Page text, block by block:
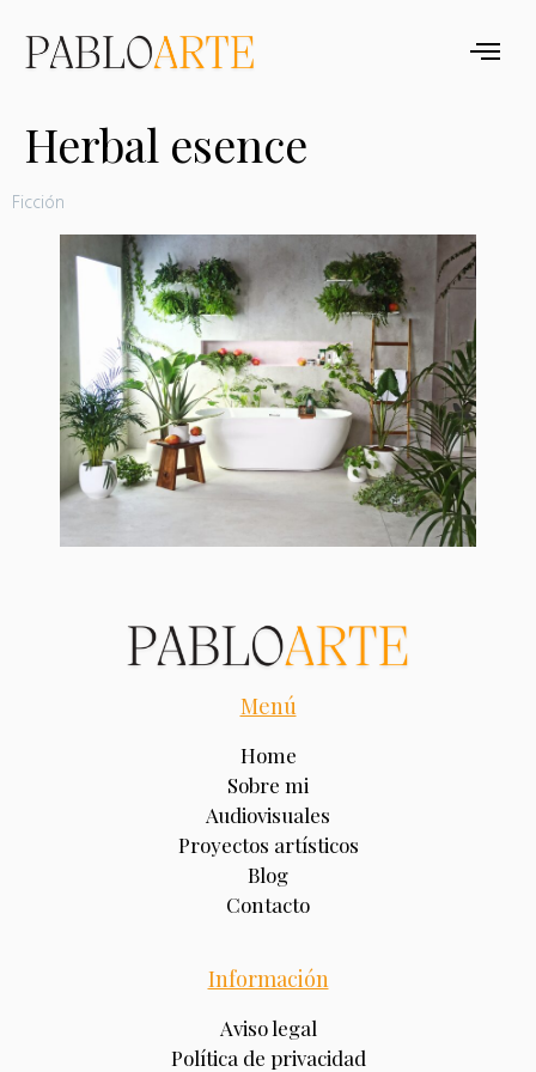
Herbal esence
Ficción
Menú
Home
Sobre mi
Audiovisuales
Proyectos artísticos
Blog
Contacto
Información
Aviso legal
Política de privacidad